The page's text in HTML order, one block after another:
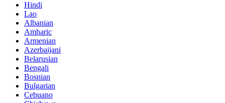
Hindi
Lao
Albanian
Amharic
Armenian
Azerbaijani
Belarusian
Bengali
Bosnian
Bulgarian
Cebuano